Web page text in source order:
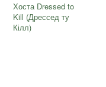
Хоста Dressed to
Kill (Дрессед ту
Кілл)